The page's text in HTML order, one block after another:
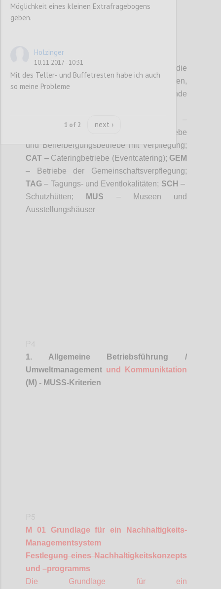
P3
Sofern nicht anders angegeben, gelten die
MUSS-Kriterien immer für alle Betriebstypen,
wobei für die Ausnahmen folgende
–
- Gastronomiebetriebe
und Beherbergungsbetriebe mit Verpflegung;
CAT – Cateringbetriebe (Eventcatering); GEM
– Betriebe der Gemeinschaftsverpflegung;
TAG– Tagungs- und Eventlokalitäten; SCH–
Schutzhütten;
MUS – Museen und
Ausstellungshäuser
1. Allgemeine Betriebsführung /
Umweltmanagement und
Kommuniktation
(M) - MUSS-Kriterien
M 01 Grundlage für ein Nachhaltigkeits-
Managementsystem
Festlegung eines Nachhaltigkeitskonzepts
und–programms
Die Grundlage für ein
Möglichkeit eines kleinen Extrafragebogens
geben.
Holzinger
10.11.2017 - 10:31
Mit des Teller- und Buffetresten habe ich auch
so meine Probleme
1 of 2 next ›